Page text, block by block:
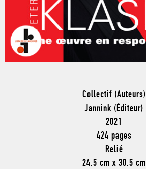
Collectif (Auteurs)
Jannink (Éditeur)
2021
424 pages
Relié
24,5 cm x 30,5 cm